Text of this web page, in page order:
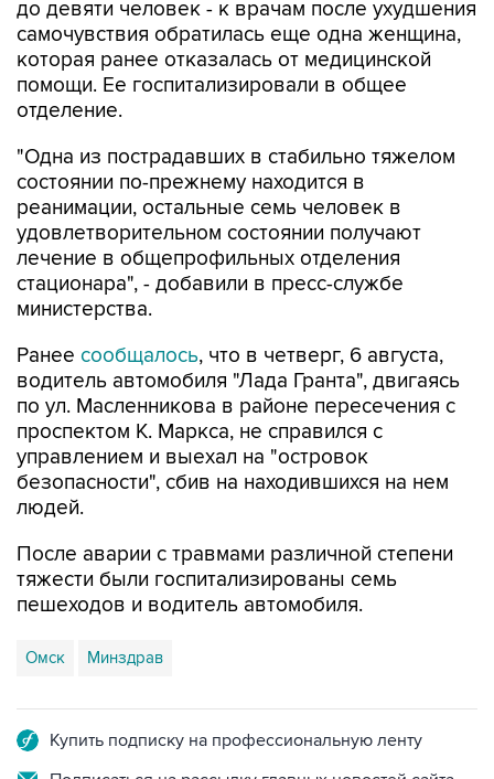
которая ранее отказалась от медицинской
помощи. Ее госпитализировали в общее
отделение.
"Одна из пострадавших в стабильно тяжелом
реанимации, остальные семь человек в
удовлетворительном состоянии получают
лечение в общепрофильных отделения
стационара", - добавили в пресс-службе
министерства.
Ранеесообщалось
по ул. Масленникова в районе пересечения с
проспектом К. Маркса, не справился с
управлением и выехал на "островок
безопасности", сбив на находившихся на нем
людей.
После аварии с травмами различной степени
пешеходов и водитель автомобиля.
Омск Минздрав
Подписаться на рассылку главных новостей сайта
Получать оперативные новости в официальном